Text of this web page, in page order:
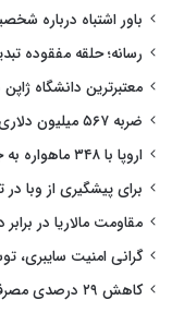
باور اشتباه درباره
رسانه؛ حلقه مفقوده
معتبرترین دانشگاه
ضربه ۵۶۷ میلیون دلاری به متا؛ اینستاگرام زیر تیغ دادگاه
اروپا با ۳۴۸ ماهواره به جنگ انحصار استارلینک می‌رود
برای پیشگیری از وبا
مقاومت مالاریا در
گرانی امنیت سایبری،
کاهش ۲۹ درصدی مصرف انرژی ساختمان‌ها با یک طراحی هوشمند